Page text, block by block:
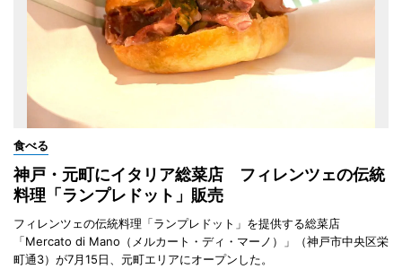
食べる
神戸・元町にイタリア総菜店 フィレンツェの伝統
料理「ランプレドット」販売
フィレンツェの伝統料理「ランプレドット」を提供する総菜店
「Mercato di Mano（メルカート・ディ・マーノ）」（神戸市中央区栄
町通3）が7月15日、元町エリアにオープンした。